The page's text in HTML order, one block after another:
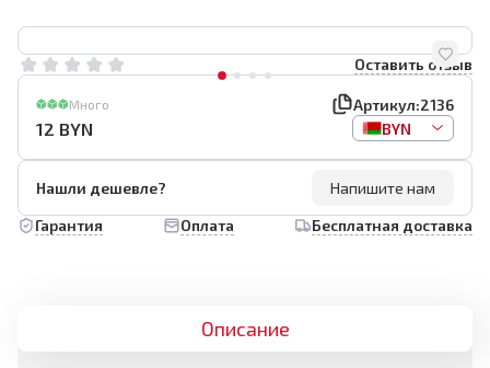
Оставить отзыв
Много Артикул:2136
12 BYN BYN
Нашли дешевле?
Напишите нам
Гарантия
Оплата Бесплатная доставка
Описание